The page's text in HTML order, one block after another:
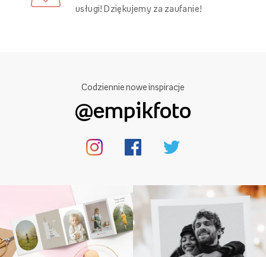
usługi! Dziękujemy za zaufanie!
Codziennie nowe inspiracje
@empikfoto